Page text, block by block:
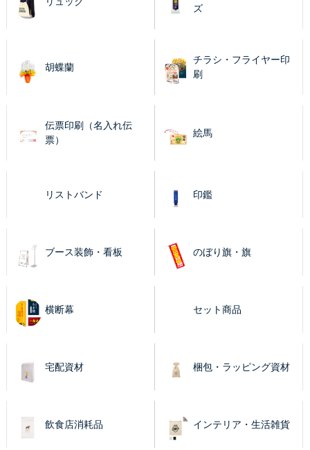
ズ
胡蝶蘭
チラシ・フライヤー印
刷
伝票印刷（名入れ伝
票）
絵馬
リストバンド 印鑑
ブース装飾・看板 のぼり旗・旗
横断幕 セット商品
宅配資材 梱包・ラッピング資材
飲食店消耗品 インテリア・生活雑貨